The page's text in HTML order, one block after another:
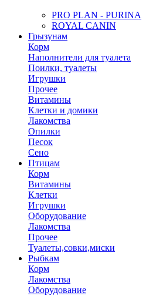
PRO PLAN - PURINA
ROYAL CANIN
Грызунам
Корм
Наполнители для туалета
Поилки, туалеты
Игрушки
Прочее
Витамины
Клетки и домики
Лакомства
Опилки
Песок
Сено
Птицам
Корм
Витамины
Клетки
Игрушки
Оборудование
Лакомства
Прочее
Туалеты,совки,миски
Рыбкам
Корм
Лакомства
Оборудование